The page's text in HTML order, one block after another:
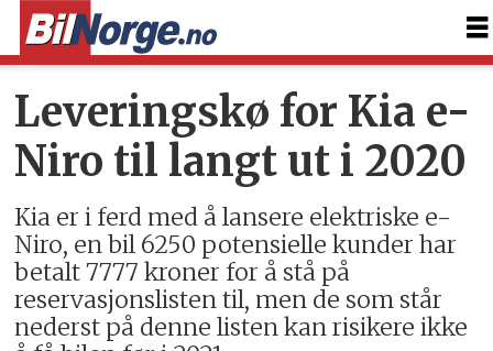
Leveringskø for Kia e-
Niro til langt ut i 2020
Kia er i ferd med å lansere elektriske e-
Niro, en bil 6250 potensielle kunder har
betalt 7777 kroner for å stå på
reservasjonslisten til, men de som står
nederst på denne listen kan risikere ikke